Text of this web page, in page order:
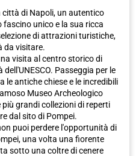
città di Napoli, un autentico
fascino unico e la sua ricca
di attrazioni turistiche,
da visitare.
visita al centro storico di
Passeggia per le
le antiche chiese e le incredibili
Museo Archeologico
grandi collezioni di reperti
dal sito di Pompei.
puoi perdere l'opportunità di
una volta una fiorente
sotto una coltre di cenere